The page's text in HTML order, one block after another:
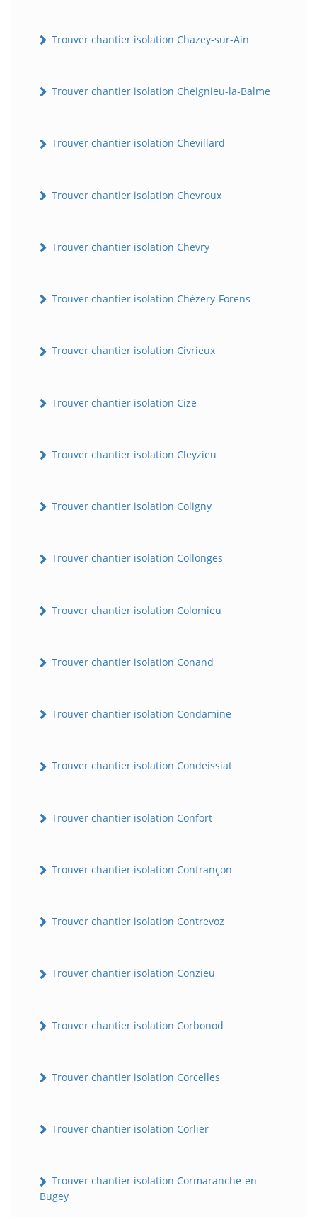
Trouver chantier isolation Chazey-sur-Ain
Trouver chantier isolation Cheignieu-la-Balme
Trouver chantier isolation Chevillard
Trouver chantier isolation Chevroux
Trouver chantier isolation Chevry
Trouver chantier isolation Chézery-Forens
Trouver chantier isolation Civrieux
Trouver chantier isolation Cize
Trouver chantier isolation Cleyzieu
Trouver chantier isolation Coligny
Trouver chantier isolation Collonges
Trouver chantier isolation Colomieu
Trouver chantier isolation Conand
Trouver chantier isolation Condamine
Trouver chantier isolation Condeissiat
Trouver chantier isolation Confort
Trouver chantier isolation Confrançon
Trouver chantier isolation Contrevoz
Trouver chantier isolation Conzieu
Trouver chantier isolation Corbonod
Trouver chantier isolation Corcelles
Trouver chantier isolation Corlier
Trouver chantier isolation Cormaranche-en-
Bugey
B Assistant en ligne